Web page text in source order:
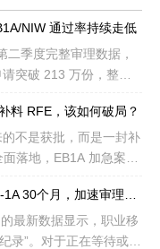
NIW 通过率持续走低
季度完整审理数据，
突破 213 万份，整体
料 RFE，该如何破局？
不是获批，而是一封补
落地，EB1A 加急案件
最新数据显示，职业移
录”。对于正在等待或计